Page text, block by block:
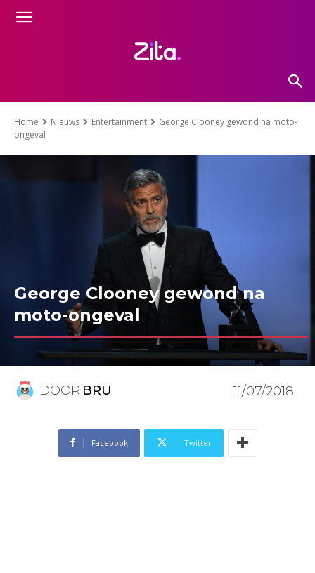
Home Nieuws Entertainment
George Clooney gewond na moto-
ongeval
George Clooney gewond na
moto-ongeval
DOOR BRU 11/07/2018
Facebook Twitter